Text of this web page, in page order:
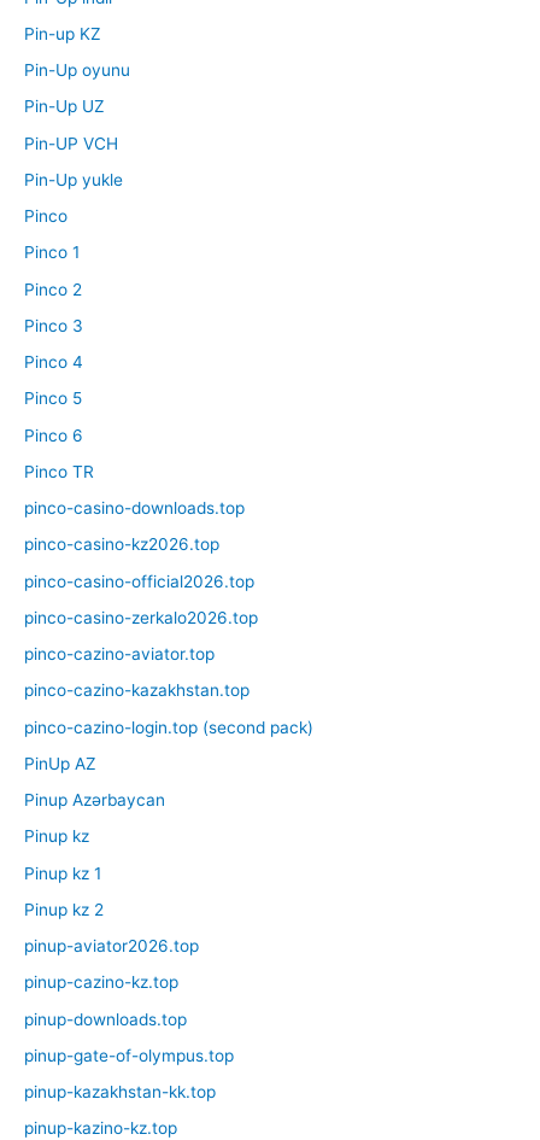
Pin-up KZ
Pin-Up oyunu
Pin-Up UZ
Pin-UP VCH
Pin-Up yukle
Pinco
Pinco 1
Pinco 2
Pinco 3
Pinco 4
Pinco 5
Pinco 6
Pinco TR
pinco-casino-downloads.top
pinco-casino-kz2026.top
pinco-casino-official2026.top
pinco-casino-zerkalo2026.top
pinco-cazino-aviator.top
pinco-cazino-kazakhstan.top
pinco-cazino-login.top (second pack)
PinUp AZ
Pinup Azərbaycan
Pinup kz
Pinup kz 1
Pinup kz 2
pinup-aviator2026.top
pinup-cazino-kz.top
pinup-downloads.top
pinup-gate-of-olympus.top
pinup-kazakhstan-kk.top
pinup-kazino-kz.top